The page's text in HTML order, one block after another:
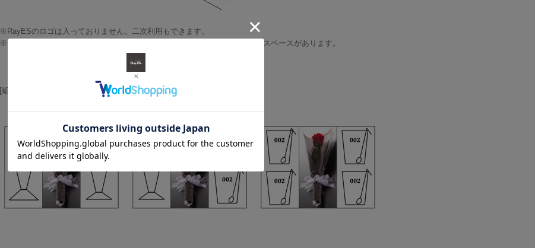
※RayESのロゴは入っておりません。二次利用もできます。
※仕切（w80mm*d255mm*h65mm)を外すと、w105mm*d255mm*h100mmのスペースがあります。
[組み合わせ例]